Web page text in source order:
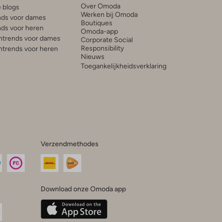
blogs
voor dames
voor heren
voor dames
voor heren
Over Omoda
Werken bij Omoda
Boutiques
Omoda-app
Corporate Social
Responsibility
Nieuws
Toegankelijkheidsverklaring
Verzendmethodes
Download onze Omoda app